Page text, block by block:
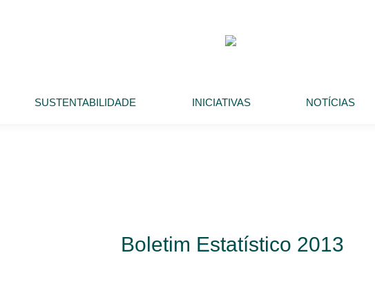
SUSTENTABILIDADE INICIATIVAS NOTÍCIAS
Boletim Estatístico 2013